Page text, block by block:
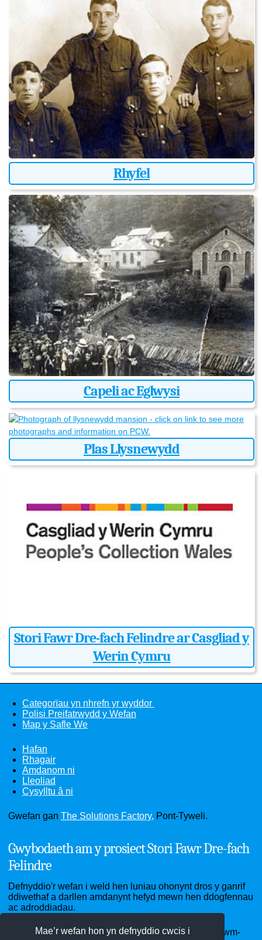
Mae’r wefan hon yn defnyddio cwcis i
Rhyfel
Capeli ac Eglwysi
Plas Llysnewydd
Stori Fawr Dre-fach Felindre ar Casgliad y
Werin Cymru
Categorïau yn nhrefn yr wyddor
Polisi Preifatrwydd y Wefan
Map y Safle We
Hafan
Rhagair
Amdanom ni
Lleoliad
Cysylltu â ni
Gwefan gan The Solutions Factory, Pont-Tyweli.
Gwybodaeth am y prosiect Stori Fawr Dre-fach
Felindre
Defnyddio'r wefan i weld hen luniau ohonynt dros y ganrif
ddiwethaf a darllen amdanynt hefyd mewn hen ddogfennau
ac adroddiadau.
Ardal Dre-fach Felindre - sef pentrefi Cwmhiraeth, Cwm-